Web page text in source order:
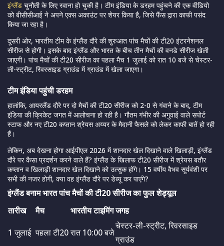
इंग्लैंड चुनौती के लिए रवाना हो चुकी है। टीम इंडिया के डरहम पहुंचने की एक वीडियो
को बीसीसीआई ने अपने एक्स अकाउंट पर शेयर किया है, जिसे फैंस द्वारा काफी पसंद
किया जा रहा है।
दूसरी ओर, भारतीय टीम के इंग्लैंड दौरे की शुरुआत पांच मैचों की टी20 इंटरनेशनल
सीरीज से होगी। इसके बाद इंग्लैंड और भारत के बीच तीन मैचों की वनडे सीरीज खेली
जाएगी। पांच मैचों की टी20 सीरीज का पहला मैच 1 जुलाई को रात 10 बजे से चेस्टर-
ली-स्ट्रीट, रिवरसाइड ग्राउंड में ग्राउंड में खेला जाएगा।
टीम इंडिया पहुंची डरहम
हालांकि, आयरलैंड दौरे पर दो मैचों की टी20 सीरीज को 2-0 से गंवाने के बाद, टीम
इंडिया की क्रिकेट जगत में आलोचना हो रही है। गौतम गंभीर की अगुवाई वाले सपोर्ट
स्टाफ और नए टी20 कप्तान श्रेयस अय्यर के मैदानी फैसले को लेकर काफी बातें हो रही
हैं।
लेकिन, अब देखना होगा आईपीएल 2026 में शानदार खेल दिखाने वाले खिलाड़ी, इंग्लैंड
दौरे पर कैसा प्रदर्शन करने वाले हैं? इंग्लैंड के खिलाफ टी20 सीरीज में श्रेयस बतौर
कप्तान व खिलाड़ी शानदार खेल दिखाने को उत्सुक होंगे। 15 वर्षीय वैभव सूर्यवंशी पर
सभी की नजर होगी, क्या वह इंग्लैंड दौरे पर डेब्यू कर पाएंगे?
इंग्लैंड बनाम भारत पांच मैचों की टी20 सीरीज का फुल शेड्यूल
तारीख
मैच भारतीय टाइमिंगजगह
1 जुलाई पहला टी20रात 10:00 बजे
चेस्टर-ली-स्ट्रीट, रिवरसाइड
ग्राउंड